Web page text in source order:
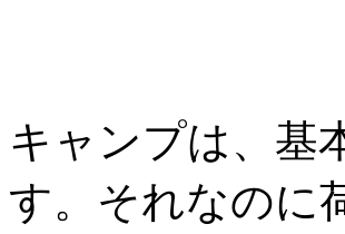
キャンプは、基
す。それなのに